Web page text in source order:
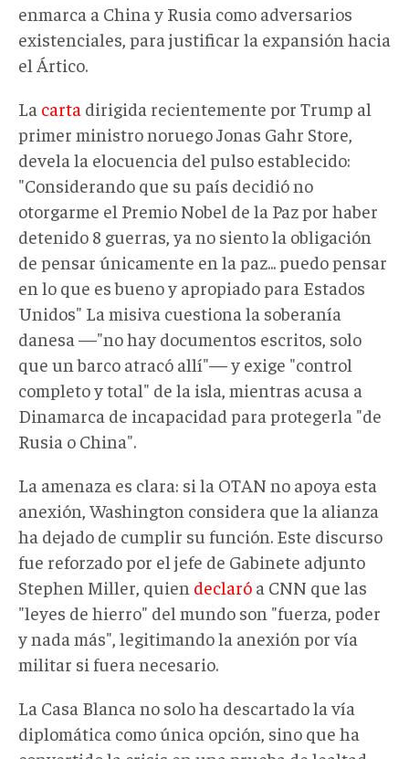
enmarca a China y Rusia como adversarios
existenciales, para justificar la expansión hacia
el Ártico.
La carta dirigida recientemente por Trump al
primer ministro noruego Jonas Gahr Store,
devela la elocuencia del pulso establecido:
"Considerando que su país decidió no
otorgarme el Premio Nobel de la Paz por haber
detenido 8 guerras, ya no siento la obligación
de pensar únicamente en la paz... puedo pensar
en lo que es bueno y apropiado para Estados
Unidos" La misiva cuestiona la soberanía
danesa —"no hay documentos escritos, solo
que un barco atracó allí"— y exige "control
completo y total" de la isla, mientras acusa a
Dinamarca de incapacidad para protegerla "de
Rusia o China".
La amenaza es clara: si la OTAN no apoya esta
anexión, Washington considera que la alianza
ha dejado de cumplir su función. Este discurso
fue reforzado por el jefe de Gabinete adjunto
Stephen Miller, quien declaró a CNN que las
"leyes de hierro" del mundo son "fuerza, poder
y nada más", legitimando la anexión por vía
militar si fuera necesario.
La Casa Blanca no solo ha descartado la vía
diplomática como única opción, sino que ha